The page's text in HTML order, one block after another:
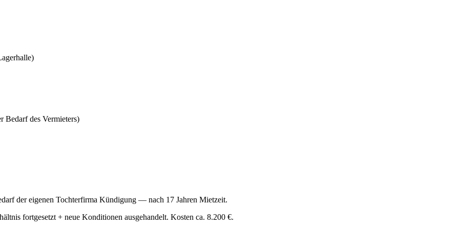
Bedarf des Vermieters)
der eigenen Tochterfirma Kündigung — nach 17 Jahren Mietzeit.
fortgesetzt + neue Konditionen ausgehandelt. Kosten ca. 8.200 €.